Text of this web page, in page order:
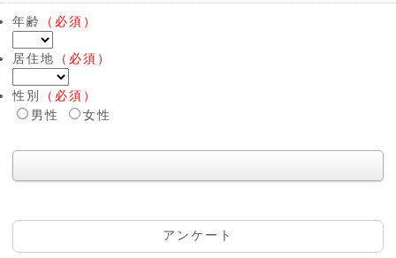
年齢 （必須）
居住地 （必須）
性別
（必須）
男性
女性
アンケート